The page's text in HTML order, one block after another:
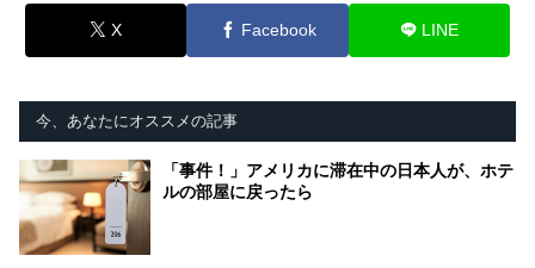
X Facebook LINE
今、あなたにオススメの記事
「事件！」アメリカに滞在中の日本人が、ホテ
ルの部屋に戻ったら